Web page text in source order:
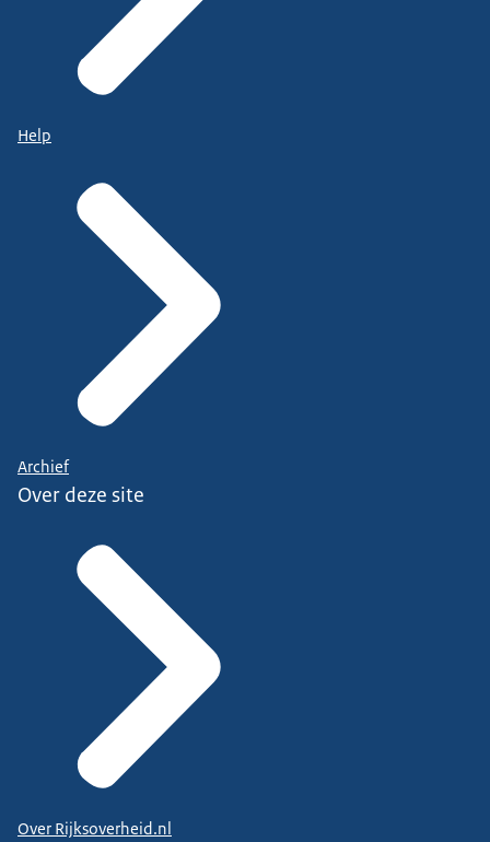
Help
Archief
Over deze site
Over Rijksoverheid.nl